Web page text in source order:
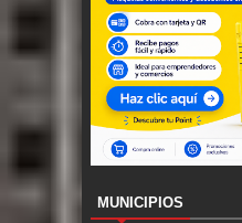
MUNICIPIOS